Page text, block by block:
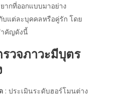
ากที่ออกแบบมาอย่าง
บแต่ละบุคคลหรือคู่รัก โดย
ำคัญดังนี้
วจภาวะมีบุตร
: ประเมินระดับฮอร์โมนต่าง